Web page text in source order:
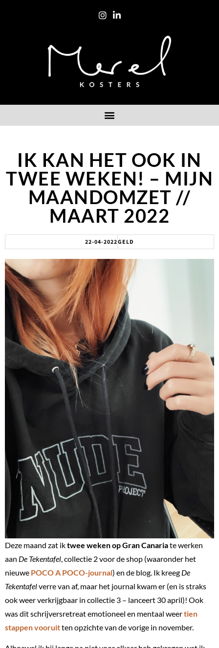
IK KAN HET OOK IN
TWEE WEKEN! – MIJN
MAANDOMZET //
MAART 2022
22-04-2022GELD
Deze maand zat iktwee weken op Gran Canariate werken
aan De Tekentafel , collectie 2 voor de shop (waaronder het
nieuwe POCO A POCO-journal) en de blog. Ik kreeg De
Tekentafelverre van af, maar het journal kwam er (en is straks
ook weer verkrijgbaar in collectie 3 – lanceert 30 april)! Ook
was dit schrijversretreat emotioneel en mentaal weertien
stappen vooruitten opzichte van de vorige in november.